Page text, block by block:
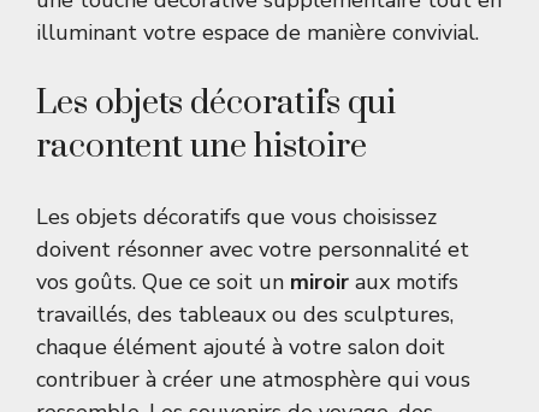
illuminant votre espace de manière convivial.
Les objets décoratifs qui
racontent une histoire
Les objets décoratifs que vous choisissez
doivent résonner avec votre personnalité et
vos goûts. Que ce soit un miroir aux motifs
travaillés, des tableaux ou des sculptures,
chaque élément ajouté à votre salon doit
contribuer à créer une atmosphère qui vous